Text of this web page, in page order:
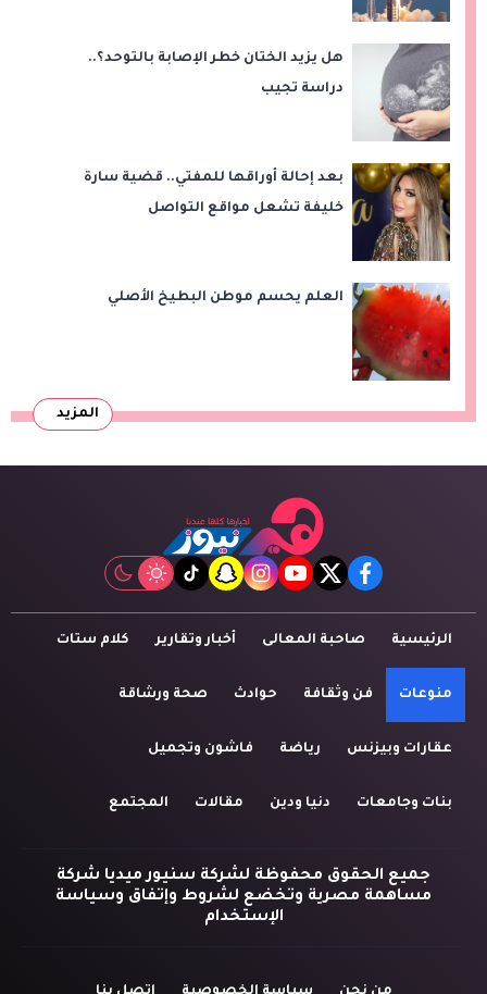
هل يزيد الختان خطر الإصابة بالتوحد؟..
دراسة تجيب
بعد إحالة أوراقها للمفتي.. قضية سارة
خليفة تشعل مواقع التواصل
العلم يحسم موطن البطيخ الأصلي
المزيد
facebook
twitter
youtube
instagram
snapchat
tiktok
الرئيسية صاحبة المعالى أخبار وتقارير كلام ستات
منوعات فن وثقافة حوادث صحة ورشاقة
عقارات وبيزنس رياضة فاشون وتجميل
بنات وجامعات دنيا ودين مقالات المجتمع
جميع الحقوق محفوظة لشركة سنيور ميديا شركة
مساهمة مصرية وتخضع لشروط وإتفاق وسياسة
الإستخدام